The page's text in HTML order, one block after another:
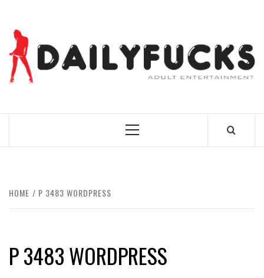
content
Primary
HOME P 3483 WORDPRESS
P 3483 WORDPRESS